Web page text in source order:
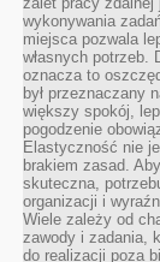
wykonywania
miejsca pozwala
własnych potrzeb.
oznacza to
był przeznaczany
większy spokój,
pogodzenie
Elastyczność nie
brakiem zasad.
skuteczna,
organizacji i
Wiele zależy od
zawody i zadania,
do realizacji poza